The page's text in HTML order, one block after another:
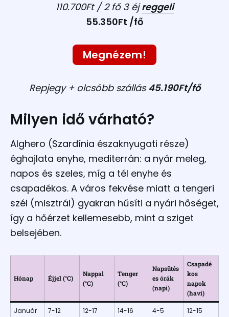
110.700Ft / 2 fő 3 éjreggeli
55.350Ft /fő
Megnézem!
Repjegy + olcsóbb szállás 45.190Ft/fő
Milyen idő várható?
Alghero (Szardínia északnyugati része)
éghajlata enyhe, mediterrán: a nyár meleg,
napos és szeles, míg a tél enyhe és
csapadékos. A város fekvése miatt a tengeri
szél (misztrál) gyakran hűsíti a nyári hőséget,
így a hőérzet kellemesebb, mint a sziget
belsejében.
Hónap Éjjel (°C)
Nappal
(°C)
Tenger
(°C)
Napsütés
es órák
(napi)
Csapadé
kos
napok
(havi)
Január 7-12 12-17 14-16 4-5 12-15